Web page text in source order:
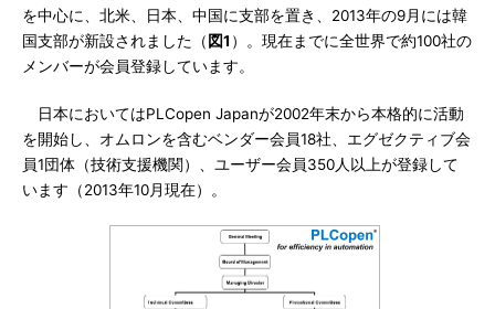
を中心に、北米、日本、中国に支部を置き、2013年の9月には韓
国支部が新設されました（ 図1 ）。現在までに全世界で約100社の
メンバーが会員登録しています。
日本においてはPLCopen Japanが2002年末から本格的に活動
を開始し、オムロンを含むベンダー会員18社、エグゼクティブ会
員1団体（技術支援機関）、ユーザー会員350人以上が登録して
います（2013年10月現在）。